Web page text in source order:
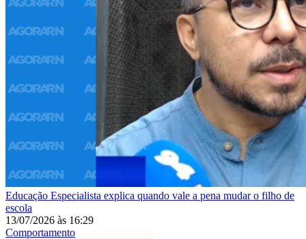
Educação Especialista explica quando vale a pena mudar o filho de
escola
13/07/2026 às 16:29
Comportamento